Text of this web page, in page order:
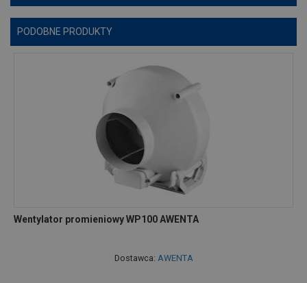
PODOBNE PRODUKTY
Wentylator promieniowy WP100 AWENTA
Dostawca: AWENTA